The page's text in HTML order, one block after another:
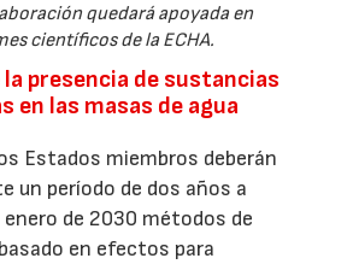
quedará apoyada en
científicos de la ECHA.
presencia de sustancias
en las masas de agua
Estados miembros deberán
un período de dos años a
enero de 2030 métodos de
en efectos para